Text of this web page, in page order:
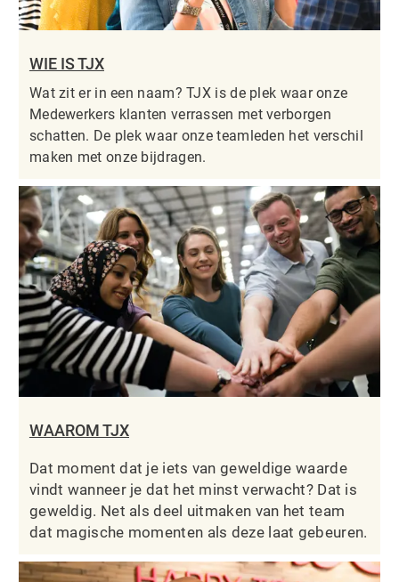
WIE IS TJX
Wat zit er in een naam? TJX is de plek waar onze
Medewerkers klanten verrassen met verborgen
schatten. De plek waar onze teamleden het verschil
maken met onze bijdragen.
WAAROM TJX
Dat moment dat je iets van geweldige waarde
vindt wanneer je dat het minst verwacht? Dat is
geweldig. Net als deel uitmaken van het team
dat magische momenten als deze laat gebeuren.